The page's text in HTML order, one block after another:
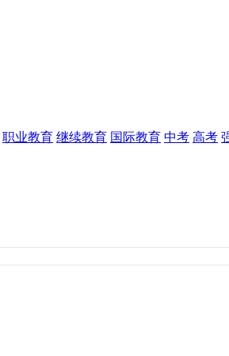
职业教育 继续教育 国际教育 中考 高考